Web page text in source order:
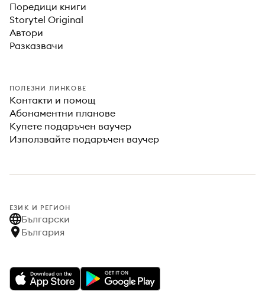
Поредици книги
Storytel Original
Автори
Разказвачи
ПОЛЕЗНИ ЛИНКОВЕ
Контакти и помощ
Абонаментни планове
Купете подаръчен ваучер
Използвайте подаръчен ваучер
ЕЗИК И РЕГИОН
Български
България